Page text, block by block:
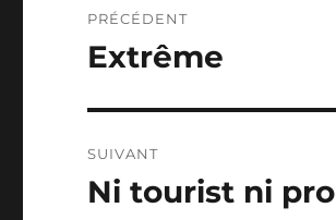
de
PRÉCÉDENT
Publication
Extrême
SUIVANT
Publication
Ni tourist ni pro